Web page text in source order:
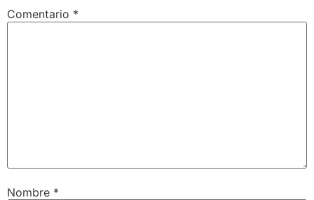
Comentario *
Nombre *